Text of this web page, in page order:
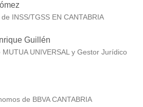
INSS/TGSS EN CANTABRIA
Guillén
UNIVERSAL y Gestor Jurídico
de BBVA CANTABRIA